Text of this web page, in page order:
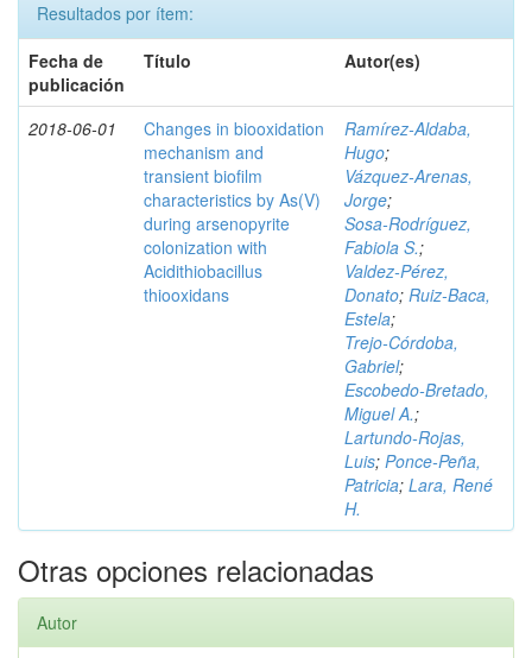
Resultados por ítem:
Fecha de
publicación
Título Autor(es)
2018-06-01
Changes in biooxidation
mechanism and
transient biofilm
characteristics by As(V)
during arsenopyrite
colonization with
Acidithiobacillus
thiooxidans
Ramírez‑Aldaba,
Hugo;
Vázquez‑Arenas,
Jorge;
Sosa‑Rodríguez,
Fabiola S.;
Valdez‑Pérez,
Donato; Ruiz‑Baca,
Estela;
Trejo‑Córdoba,
Gabriel;
Escobedo‑Bretado,
Miguel A.;
Lartundo‑Rojas,
Luis; Ponce‑Peña,
Patricia; Lara, René
H.
Otras opciones relacionadas
Autor